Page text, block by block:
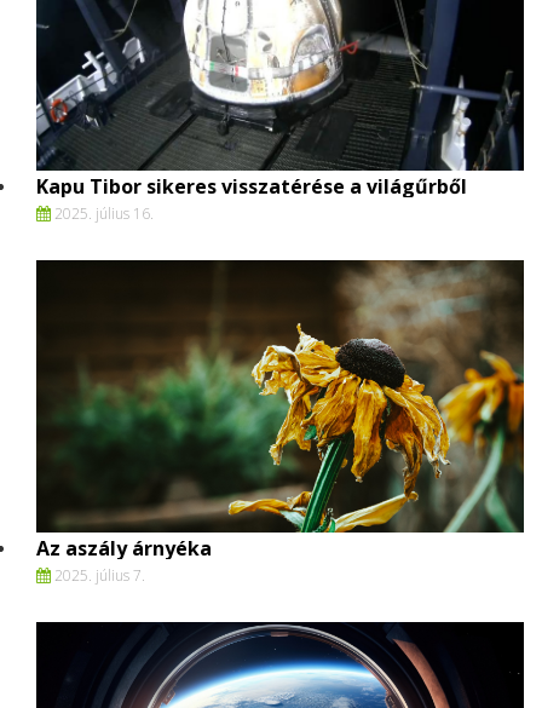
Kapu Tibor sikeres visszatérése a világűrből
2025. július 16.
Az aszály árnyéka
2025. július 7.